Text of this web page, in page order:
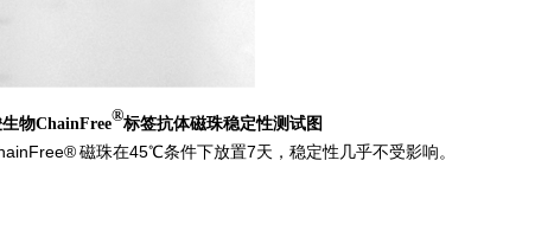
物ChainFree®标签抗体磁珠稳定性测试图
磁珠在45℃条件下放置7天，稳定性几乎不受影响。